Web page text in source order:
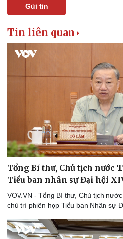
Pháp luật
Gửi tin
Tin liên quan
Tổng Bí thư, Chủ tịch nước
Tiểu ban nhân sự Đại hội
VOV.VN - Tổng Bí thư, Chủ tịch
chủ trì phiên họp Tiểu ban Nhân sự